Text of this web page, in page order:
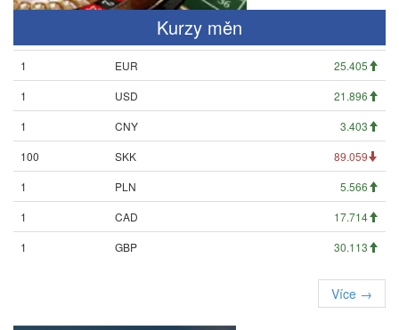
Kurzy měn
1 EUR
25.405
1
USD
21.896
1
CNY
3.403
100
SKK
89.059
1
PLN
5.566
1
CAD
17.714
1
GBP 30.113
Více →